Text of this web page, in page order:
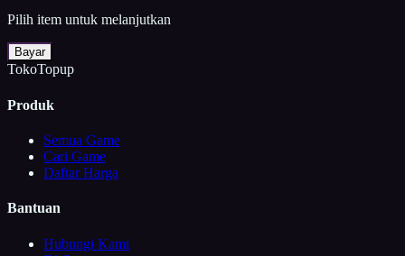
Pilih item untuk melanjutkan
Bayar
TokoTopup
Produk
Semua Game
Cari Game
Daftar Harga
Bantuan
Hubungi Kami